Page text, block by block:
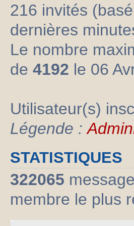
216 invités
dernières
Le nombre
de 4192 le 06
Utilisateur(s)
Légende :
STATISTIQUES
322065
membre le plus